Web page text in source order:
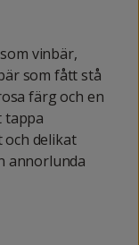
vinbär,
som fått stå
färg och en
tappa
och delikat
annorlunda